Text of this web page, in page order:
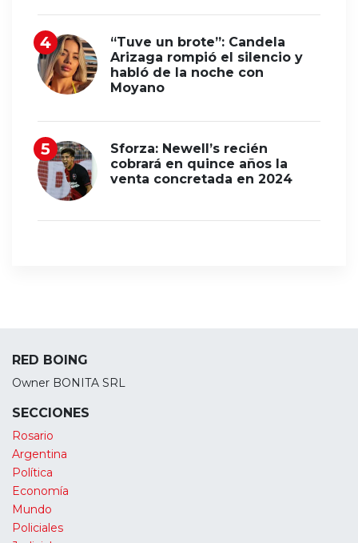
“Tuve un brote”: Candela
Arizaga rompió el silencio y
habló de la noche con
Moyano
Sforza: Newell’s recién
cobrará en quince años la
venta concretada en 2024
RED BOING
Owner BONITA SRL
SECCIONES
Rosario
Argentina
Política
Economía
Mundo
Policiales